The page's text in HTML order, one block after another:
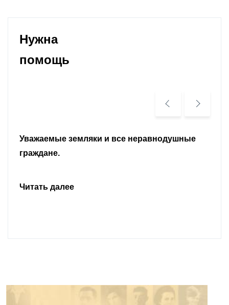
Нужна
помощь
Уважаемые земляки и все неравнодушные
граждане.
Читать далее